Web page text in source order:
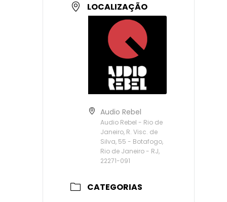
LOCALIZAÇÃO
Audio Rebel
Audio Rebel - Rio de
Janeiro, R. Visc. de
Silva, 55 - Botafogo,
Rio de Janeiro - RJ,
22271-091
CATEGORIAS